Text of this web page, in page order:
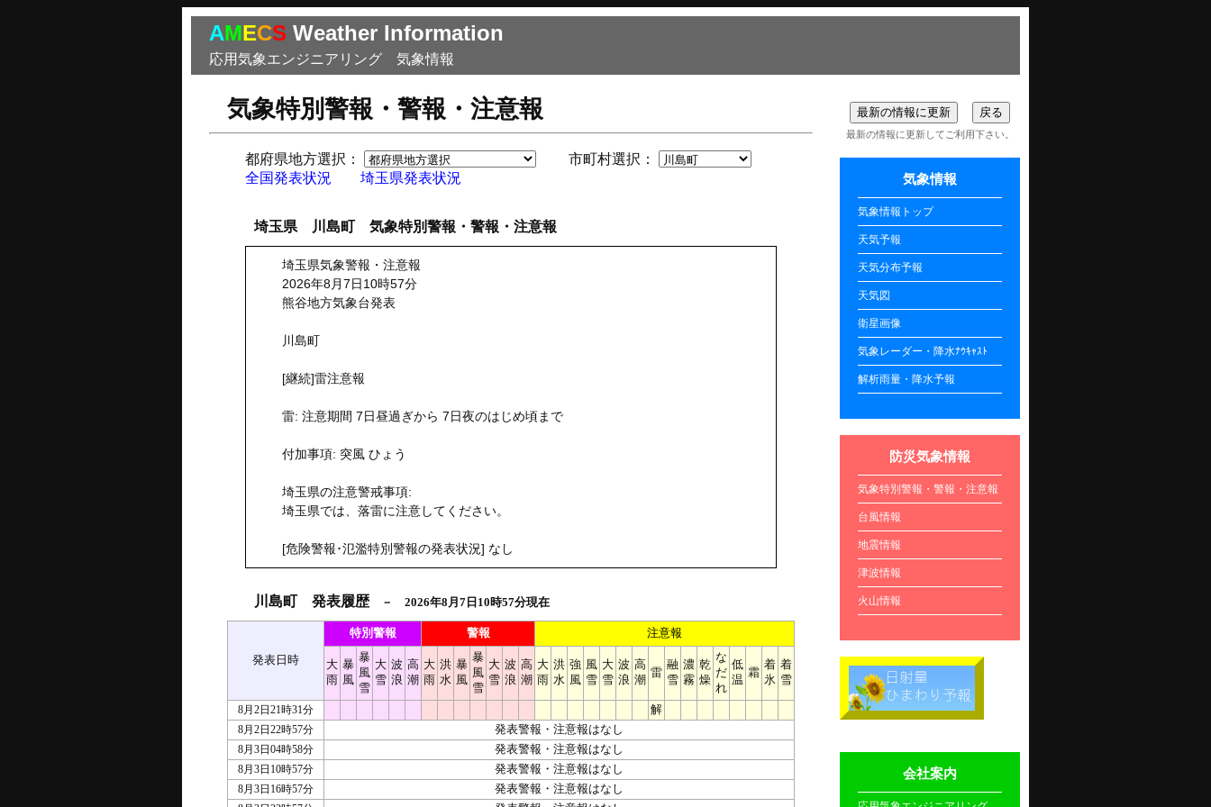
AMECS Weather Information
応用気象エンジニアリング 気象情報
気象特別警報・警報・注意報
都府県地方選択：
市町村選択：
全国発表状況
埼玉県発表状況
埼玉県 川島町 気象特別警報・警報・注意報
埼玉県気象警報・注意報
2026年8月7日10時57分
熊谷地方気象台発表
川島町
[継続]雷注意報
雷: 注意期間 7日昼過ぎから 7日夜のはじめ頃まで
付加事項: 突風 ひょう
埼玉県の注意警戒事項:
埼玉県では、落雷に注意してください。
[危険警報･氾濫特別警報の発表状況] なし
川島町 発表履歴－ 2026年8月7日10時57分現在
発表日時
特別警報 警報 注意報
大
雨
暴
風
暴
風
雪
大
雪
波
浪
高
潮
大
雨
洪
水
暴
風
暴
風
雪
大
雪
波
浪
高
潮
大
雨
洪
水
強
風
風
雪
大
雪
波
浪
高
潮
雷
融
雪
濃
霧
乾
燥
な
だ
れ
低
温
霜
着
氷
着
雪
8月2日21時31分
解
8月2日22時57分
発表警報・注意報はなし
8月3日04時58分
発表警報・注意報はなし
8月3日10時57分
発表警報・注意報はなし
8月3日16時57分
発表警報・注意報はなし
最新の情報に更新してご利用下さい。
気象情報
気象情報トップ
天気予報
天気分布予報
天気図
衛星画像
気象レーダー・降水ﾅｳｷｬｽﾄ
解析雨量・降水予報
防災気象情報
気象特別警報・警報・注意報
台風情報
地震情報
津波情報
火山情報
会社案内